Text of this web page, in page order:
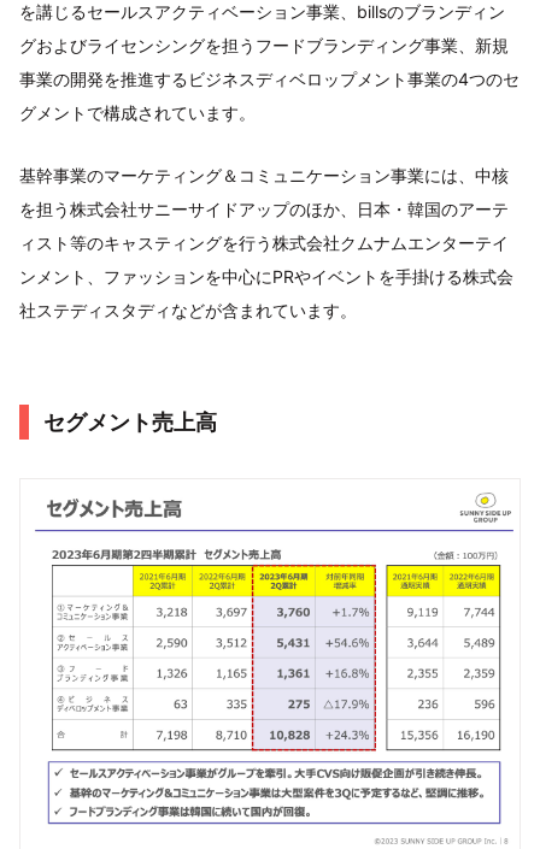
を講じるセールスアクティベーション事業、billsのブランディン
グおよびライセンシングを担うフードブランディング事業、新規
事業の開発を推進するビジネスディベロップメント事業の4つのセ
グメントで構成されています。
基幹事業のマーケティング＆コミュニケーション事業には、中核
を担う株式会社サニーサイドアップのほか、日本・韓国のアーテ
ィスト等のキャスティングを行う株式会社クムナムエンターテイ
ンメント、ファッションを中心にPRやイベントを手掛ける株式会
社ステディスタディなどが含まれています。
セグメント売上高